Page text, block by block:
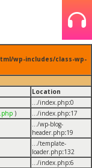
wp-includes/class-wp-
Location
.../index.php:0
) .../index.php:17
.../wp-blog-
header.php:19
.../template-
loader.php:132
.../index.php:6